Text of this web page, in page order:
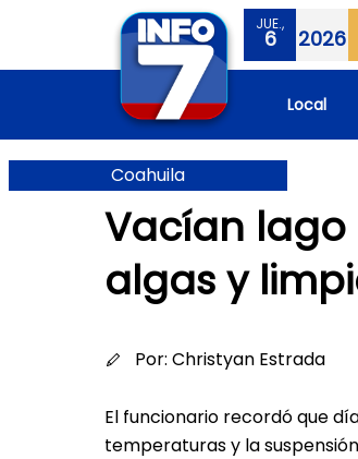
JUE.,
6 2026
Local
Coahuila
Vacían lago
algas y
Por: Christyan Estrada
El funcionario recordó que
temperaturas y la